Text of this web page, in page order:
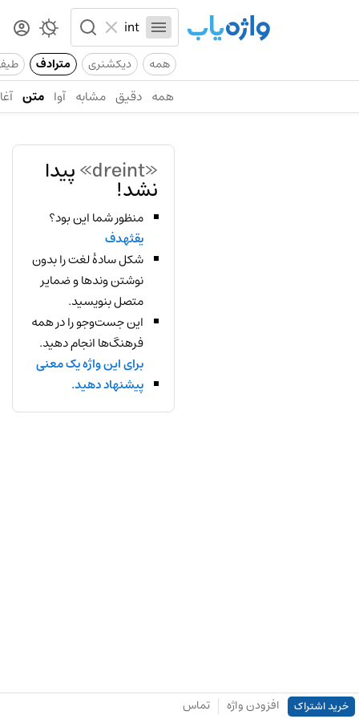
همه دیکشنری مترادف
همه دقیق مشابه آوا متن
«dreint» پیدا
نشد!
منظور شما این بود؟
یقثهدف
شکل سادهٔ لغت را بدون
نوشتن وندها و ضمایر
متصل بنویسید.
این جست‌وجو را در همه
فرهنگ‌ها انجام دهید.
برای این واژه یک معنی
پیشنهاد دهید.
خرید اشتراک افزودن واژه تماس